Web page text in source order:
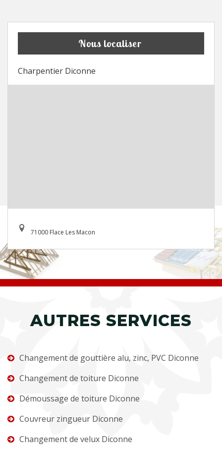
Nous localiser
Charpentier Diconne
71000 Flace Les Macon
AUTRES SERVICES
Changement de gouttière alu, zinc, PVC Diconne
Changement de toiture Diconne
Démoussage de toiture Diconne
Couvreur zingueur Diconne
Changement de velux Diconne